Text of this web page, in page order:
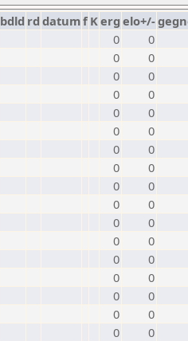
bdld rd datumf Kerg elo+/-
0
0
0
0
0
0
0
0
0
0
0
0
0
0
0
0
0
0
0
0
0
0
0
0
0
0
0
0
0
0
0
0
0
0